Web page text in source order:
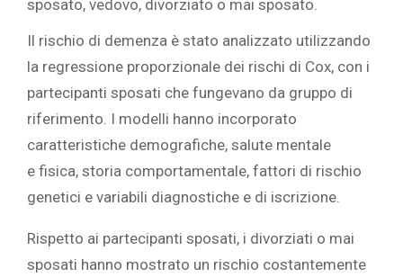
sposato, vedovo, divorziato o mai sposato.
Il rischio di demenza è stato analizzato utilizzando
la regressione proporzionale dei rischi di Cox, con i
partecipanti sposati che fungevano da gruppo di
riferimento. I modelli hanno incorporato
caratteristiche demografiche, salute mentale
e fisica, storia comportamentale, fattori di rischio
genetici e variabili diagnostiche e di iscrizione.
Rispetto ai partecipanti sposati, i divorziati o mai
sposati hanno mostrato un rischio costantemente